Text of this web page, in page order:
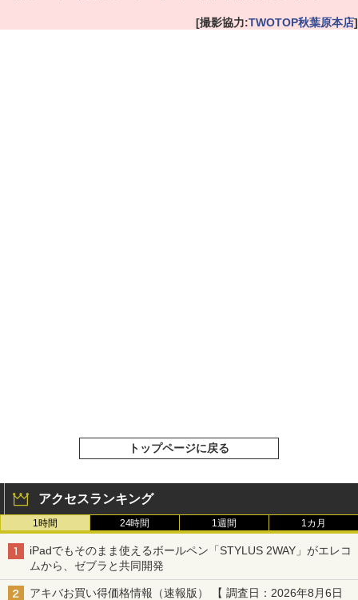
[撮影協力:TWOTOP秋葉原本店]
トップページに戻る
アクセスランキング
1時間 24時間 1週間 1カ月
iPadでもそのまま使えるボールペン「STYLUS 2WAY」がエレコ
ムから、ゼブラと共同開発
アキバお買い得価格情報（速報版） 【 調査日：2026年8月6日